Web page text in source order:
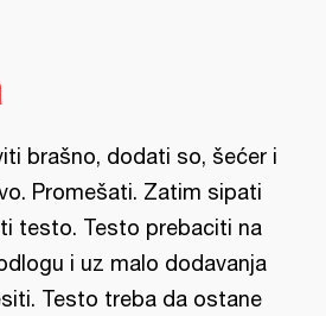
brašno, dodati so, šećer i
Promešati. Zatim sipati
testo. Testo prebaciti na
i uz malo dodavanja
Testo treba da ostane